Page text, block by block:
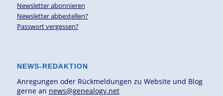
Newsletter abonnieren
Newsletter abbestellen?
Passwort vergessen?
NEWS-REDAKTION
Anregungen oder Rückmeldungen zu Website und Blog
gerne an news@genealogy.net